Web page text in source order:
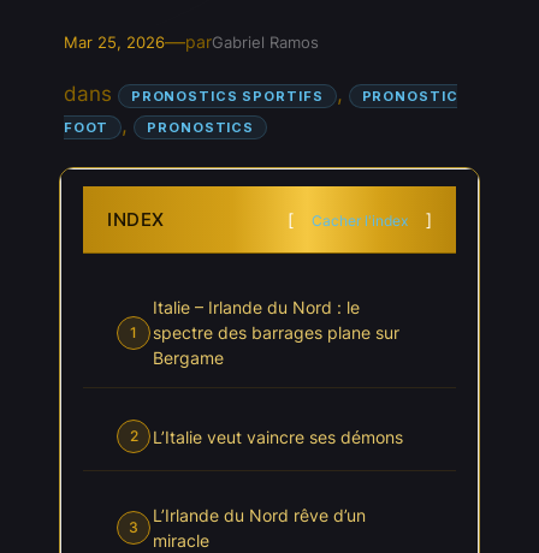
Mar 25, 2026—parGabriel Ramos
dans PRONOSTICS SPORTIFS ,
PRONOSTIC
FOOT
, PRONOSTICS
INDEX Cacher l'index
1
Italie – Irlande du Nord : le
spectre des barrages plane sur
Bergame
2 L’Italie veut vaincre ses démons
3
L’Irlande du Nord rêve d’un
miracle